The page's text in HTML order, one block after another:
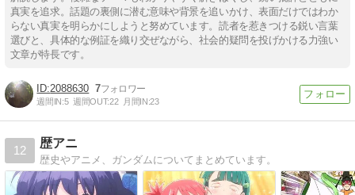
真実を追求。話題の裏側に潜む意味や背景を追いかけ、表面だけではわか
らない真実を明らかにしようと努めています。読者を惹きつける鋭い言葉
選びと、具体的な例証を織り交ぜながら、社会的疑問を投げかける力強い
文章が特長です。
2088630 7
週間IN:5 週間OUT:22 月間IN:23
12
歴アニ
歴史やアニメ、ガンダムについてまとめています。